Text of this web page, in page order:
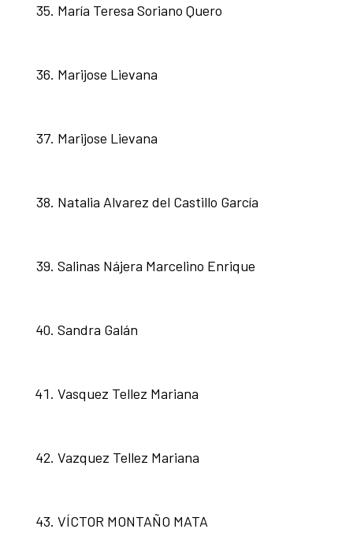
María Teresa Soriano Quero
Marijose Lievana
Marijose Lievana
Natalia Alvarez del Castillo García
Salinas Nájera Marcelino Enrique
Sandra Galán
Vasquez Tellez Mariana
Vazquez Tellez Mariana
VÍCTOR MONTAÑO MATA